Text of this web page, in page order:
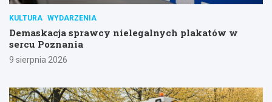
KULTURA WYDARZENIA
Demaskacja sprawcy nielegalnych plakatów w
sercu Poznania
9 sierpnia 2026